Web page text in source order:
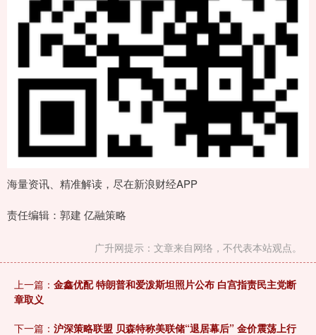
海量资讯、精准解读，尽在新浪财经APP
责任编辑：郭建 亿融策略
广升网提示：文章来自网络，不代表本站观点。
上一篇： 金鑫优配 特朗普和爱泼斯坦照片公布 白宫指责民主党断
章取义
下一篇： 沪深策略联盟 贝森特称美联储“退居幕后” 金价震荡上行